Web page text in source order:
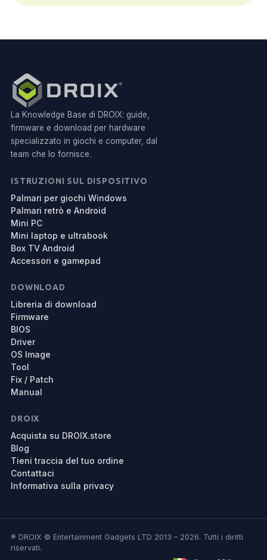
La Knowledge Base di DROIX: guide,
firmware e download per hardware
specializzato in giochi e computer, dal
team che lo fornisce.
ISTRUZIONI SUL DISPOSITIVO
Palmari per giochi Windows
Palmari retrò e Android
Mini PC
Mini laptop e ultrabook
Box TV Android
Accessori e gamepad
DOWNLOAD
Libreria di download
Firmware
BIOS
Driver
OS Image
Tool
Fix / Patch
Manual
DROIX
Acquista su DROIX.store
Blog
Tieni traccia del tuo ordine
Contattaci
Informativa sulla privacy
® DROIX © Entertainment Gadgets LTD 2013 – 2026. Tutti i diritti
riservati.